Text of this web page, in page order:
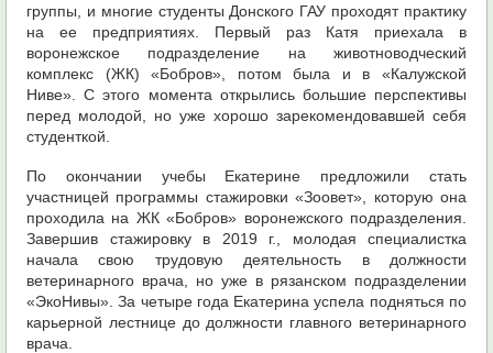
группы, и многие студенты Донского ГАУ проходят практику
на ее предприятиях. Первый раз Катя приехала в
воронежское подразделение на животноводческий
комплекс (ЖК) «Бобров», потом была и в «Калужской
Ниве». С этого момента открылись большие перспективы
перед молодой, но уже хорошо зарекомендовавшей себя
студенткой.
По окончании учебы Екатерине предложили стать
участницей программы стажировки «Зоовет», которую она
проходила на ЖК «Бобров» воронежского подразделения.
Завершив стажировку в 2019 г., молодая специалистка
начала свою трудовую деятельность в должности
ветеринарного врача, но уже в рязанском подразделении
«ЭкоНивы». За четыре года Екатерина успела подняться по
карьерной лестнице до должности главного ветеринарного
врача.